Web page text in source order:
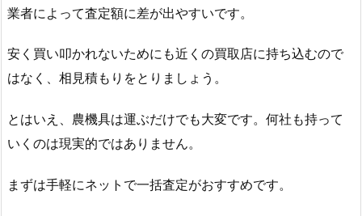
業者によって査定額に差が出やすいです。
安く買い叩かれないためにも近くの買取店に持ち込むので
はなく、相見積もりをとりましょう。
とはいえ、農機具は運ぶだけでも大変です。何社も持って
いくのは現実的ではありません。
まずは手軽にネットで一括査定がおすすめです。